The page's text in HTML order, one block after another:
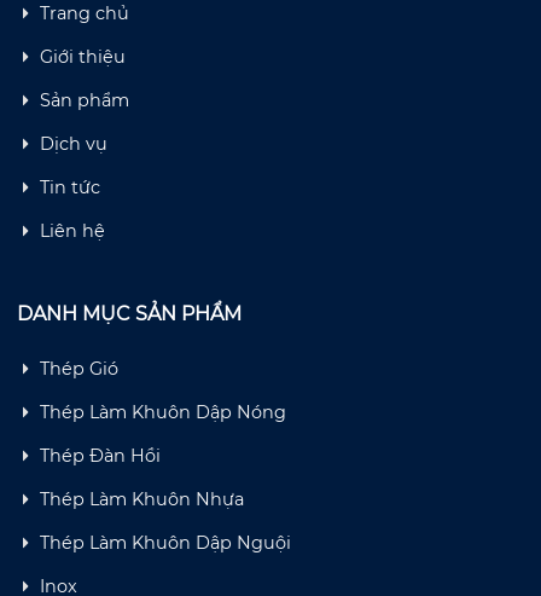
Trang chủ
Giới thiệu
Sản phẩm
Dịch vụ
Tin tức
Liên hệ
DANH MỤC SẢN PHẨM
Thép Gió
Thép Làm Khuôn Dập Nóng
Thép Đàn Hồi
Thép Làm Khuôn Nhựa
Thép Làm Khuôn Dập Nguội
Inox